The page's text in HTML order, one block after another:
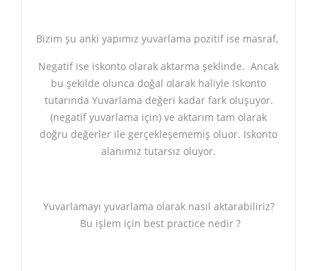
Bizim şu anki yapımız yuvarlama pozitif ise masraf,
Negatif ise iskonto olarak aktarma şeklinde. Ancak
bu şekilde olunca doğal olarak haliyle Iskonto
tutarında Yuvarlama değeri kadar fark oluşuyor.
(negatif yuvarlama için) ve aktarım tam olarak
doğru değerler ile gerçekleşememiş oluor. Iskonto
alanımız tutarsız oluyor.
Yuvarlamayı yuvarlama olarak nasıl aktarabiliriz?
Bu işlem için best practice nedir ?